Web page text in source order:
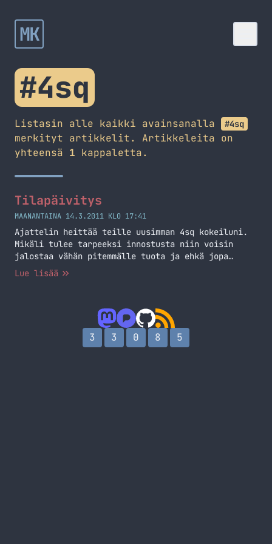
MK
#4sq
Listasin alle kaikki avainsanalla #4sq
merkityt artikkelit. Artikkeleita on
yhteensä 1 kappaletta.
Tilapäivitys
MAANANTAINA 14.3.2011 KLO 17:41
Ajattelin heittää teille uusimman 4sq kokeiluni.
Mikäli tulee tarpeeksi innostusta niin voisin
jalostaa vähän pitemmälle tuota ja ehkä jopa
muillekkin tarjota koodia? Kokeilun näette täältä!
Lue lisää
3 3 0 8 5